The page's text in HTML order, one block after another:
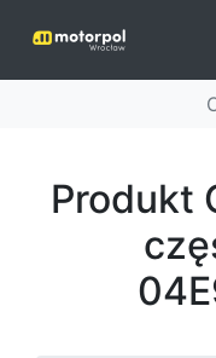
Produkt